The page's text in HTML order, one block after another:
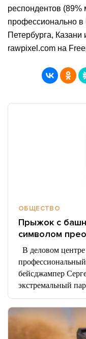
респондентов
профессионально
Петербурга,
rawpixel.com на
ОБЩЕСТВО
Прыжок с
символом
В деловом
бейсджампер
экстремальный